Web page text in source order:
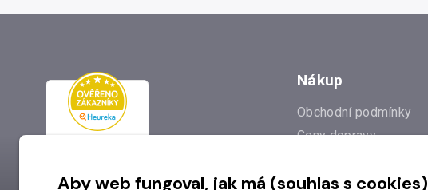
Nákup
Obchodní podmínky
Ceny dopravy
Prodejna
Aby web fungoval, jak má (souhlas s cookies)